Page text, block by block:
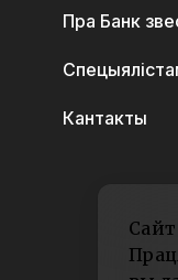
Пра Банк
Кантакты